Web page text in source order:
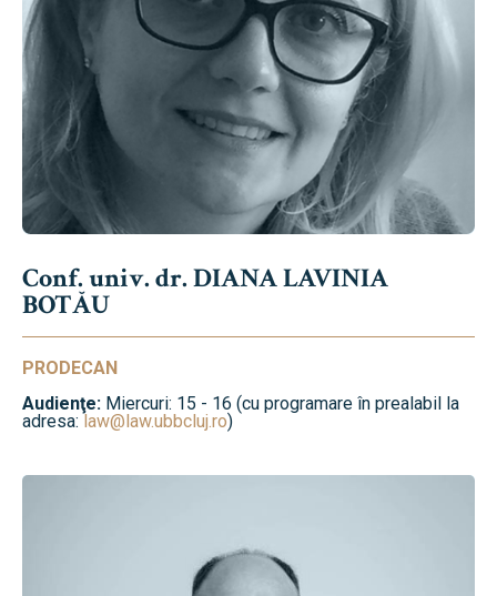
Conf. univ. dr. DIANA LAVINIA
BOTĂU
PRODECAN
Audienţe: Miercuri: 15 - 16 (cu programare în prealabil la
adresa: law@law.ubbcluj.ro)